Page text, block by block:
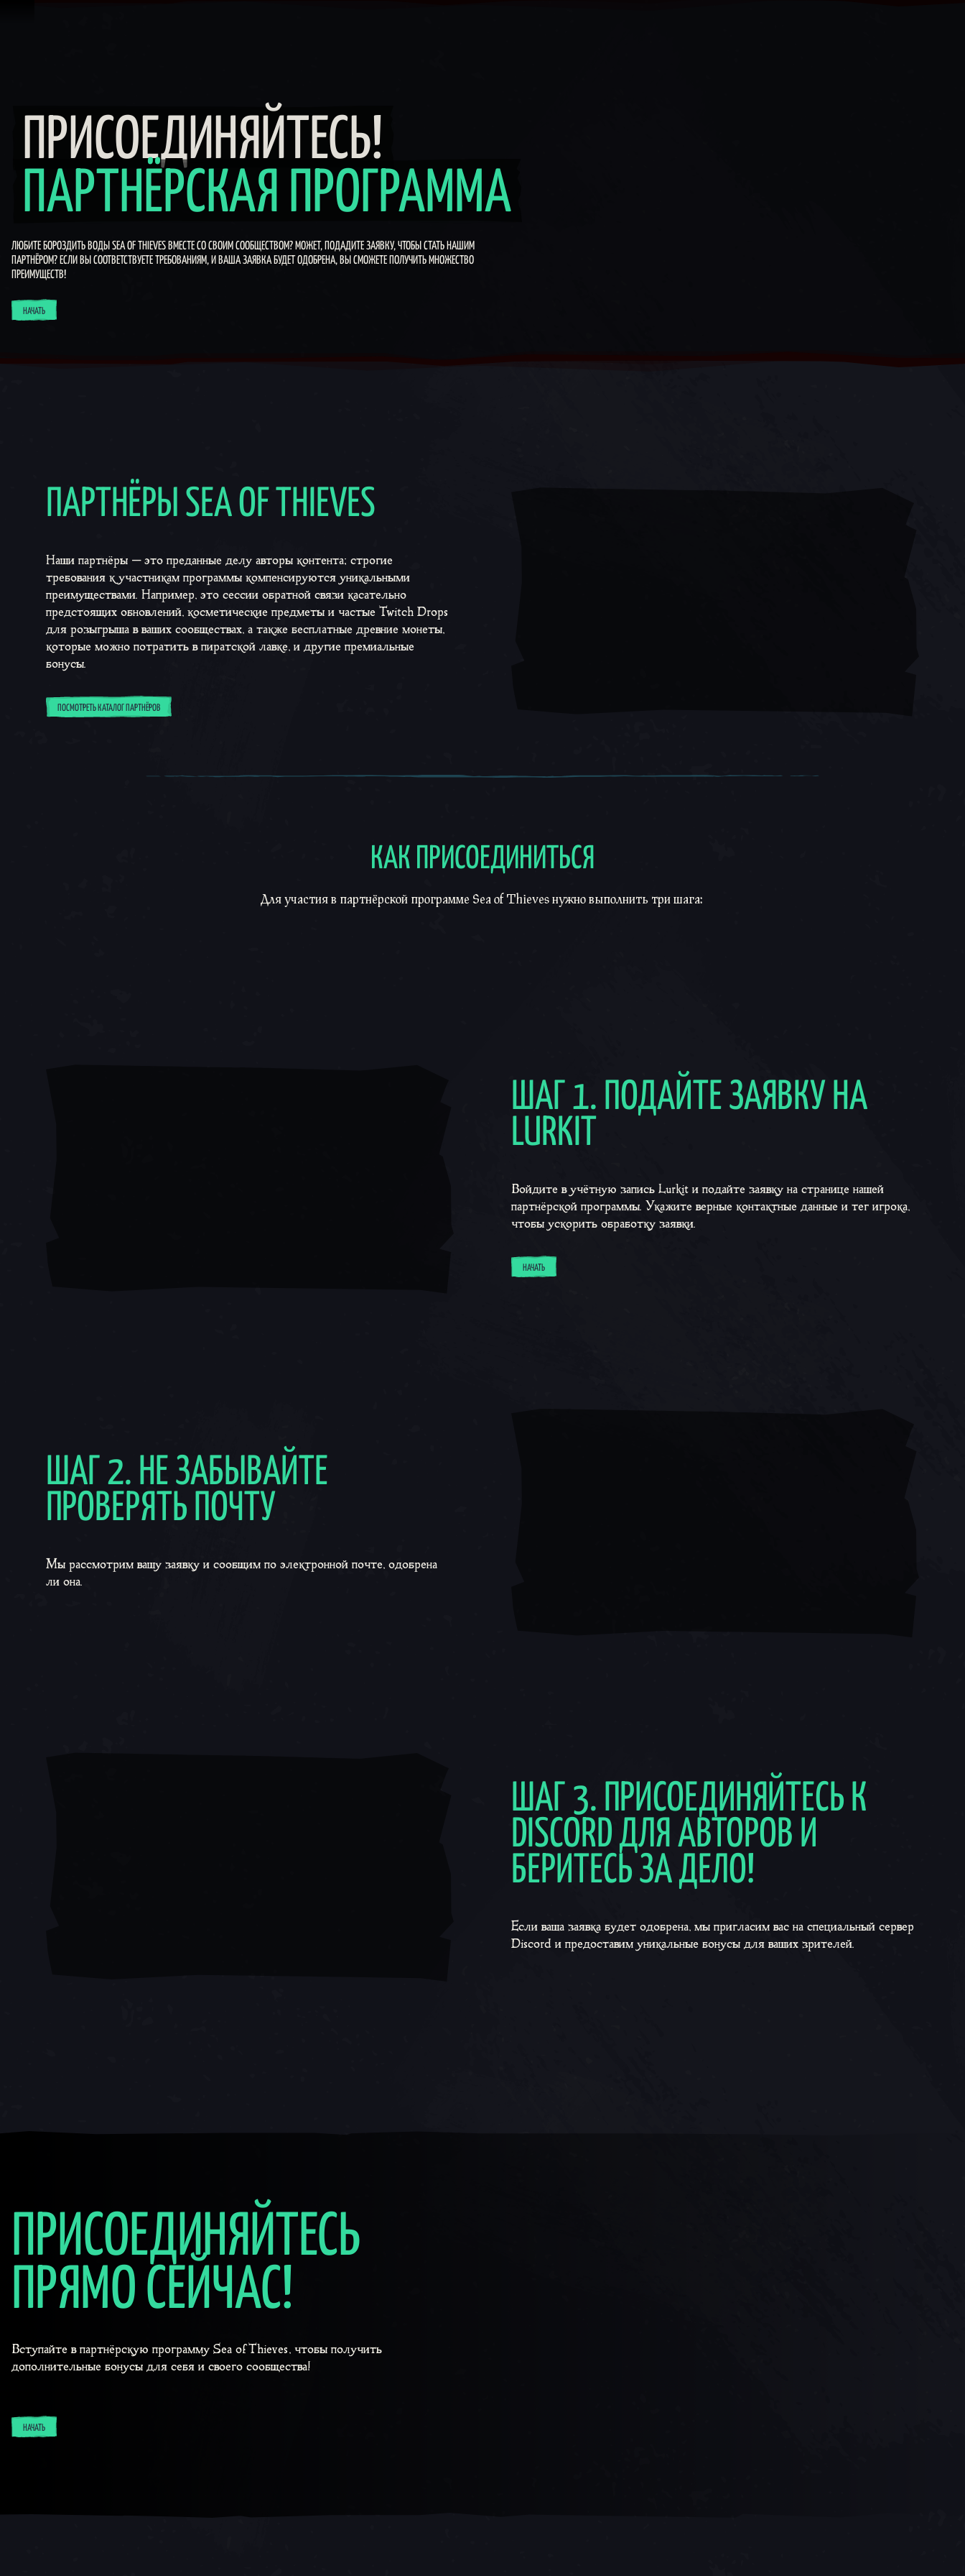
Присоединяйтесь! Партнёрская программа
ПРИСОЕДИНЯЙТЕСЬ!
ПАРТНЁРСКАЯ ПРОГРАММА
ЛЮБИТЕ БОРОЗДИТЬ ВОДЫ SEA OF THIEVES ВМЕСТЕ СО СВОИМ СООБЩЕСТВОМ? МОЖЕТ, ПОДАДИТЕ ЗАЯВКУ, ЧТОБЫ СТАТЬ НАШИМ
ПАРТНЁРОМ? ЕСЛИ ВЫ СООТВЕТСТВУЕТЕ ТРЕБОВАНИЯМ, И ВАША ЗАЯВКА БУДЕТ ОДОБРЕНА, ВЫ СМОЖЕТЕ ПОЛУЧИТЬ МНОЖЕСТВО
ПРЕИМУЩЕСТВ!
НАЧАТЬ
ПАРТНЁРЫ SEA OF ​​THIEVES
Наши партнёры — это преданные делу авторы контента; строгие
требования к участникам программы компенсируются уникальными
преимуществами. Например, это сессии обратной связи касательно
предстоящих обновлений, косметические предметы и частые Twitch Drops
для розыгрыша в ваших сообществах, а также бесплатные древние монеты,
которые можно потратить в пиратской лавке, и другие премиальные
бонусы.
ПОСМОТРЕТЬ КАТАЛОГ ПАРТНЁРОВ
Как присоединиться
КАК ПРИСОЕДИНИТЬСЯ
Для участия в партнёрской программе Sea of ​​Thieves нужно выполнить три шага:
ШАГ 1. ПОДАЙТЕ ЗАЯВКУ НА
LURKIT
Войдите в учётную запись Lurkit и подайте заявку на странице нашей
партнёрской программы. Укажите верные контактные данные и тег игрока,
чтобы ускорить обработку заявки.
НАЧАТЬ
ШАГ 2. НЕ ЗАБЫВАЙТЕ
ПРОВЕРЯТЬ ПОЧТУ
Мы рассмотрим вашу заявку и сообщим по электронной почте, одобрена
ли она.
ШАГ 3. ПРИСОЕДИНЯЙТЕСЬ К
DISCORD ДЛЯ АВТОРОВ И
БЕРИТЕСЬ ЗА ДЕЛО!
Если ваша заявка будет одобрена, мы пригласим вас на специальный сервер
Discord и предоставим уникальные бонусы для ваших зрителей.
ПРИСОЕДИНЯЙТЕСЬ
ПРЯМО СЕЙЧАС!
Вступайте в партнёрскую программу Sea of ​​Thieves, чтобы получить
дополнительные бонусы для себя и своего сообщества!
НАЧАТЬ